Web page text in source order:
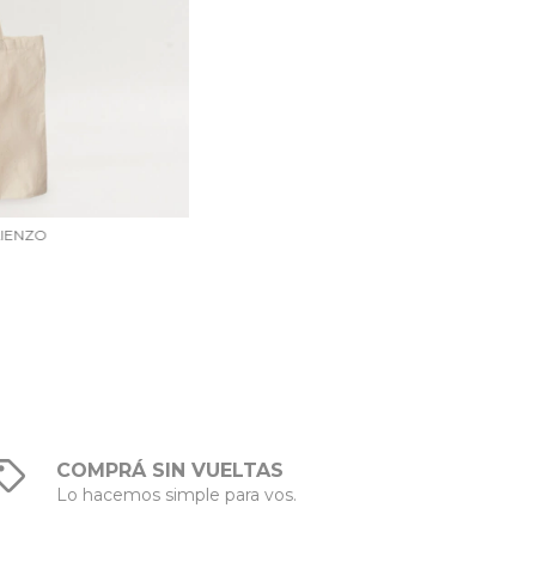
COMPRÁ SIN VUELTAS
Lo hacemos simple para vos.